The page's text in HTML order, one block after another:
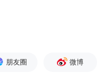
朋友圈 微博